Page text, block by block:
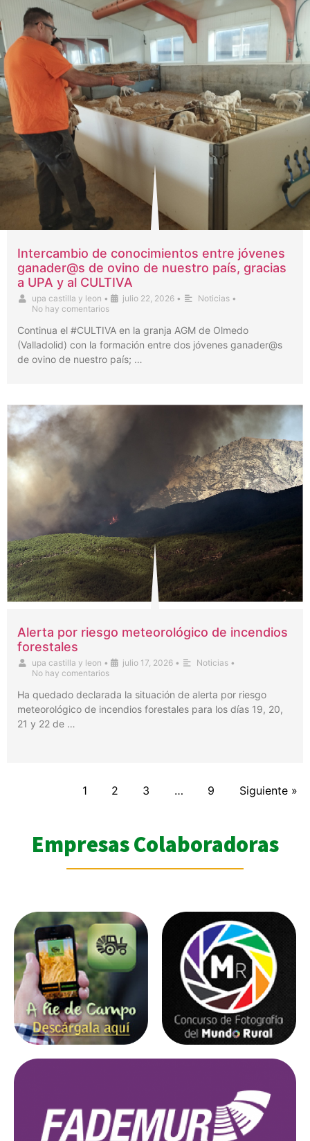
Intercambio de conocimientos entre jóvenes
ganader@s de ovino de nuestro país, gracias
a UPA y al CULTIVA
upa castilla y leon • julio 22, 2026 • Noticias •
No hay comentarios
Continua el #CULTIVA en la granja AGM de Olmedo
(Valladolid) con la formación entre dos jóvenes ganader@s
de ovino de nuestro país; …
Alerta por riesgo meteorológico de incendios
forestales
upa castilla y leon • julio 17, 2026 • Noticias •
No hay comentarios
Ha quedado declarada la situación de alerta por riesgo
meteorológico de incendios forestales para los días 19, 20,
21 y 22 de …
1 2 3 … 9 Siguiente »
Empresas Colaboradoras